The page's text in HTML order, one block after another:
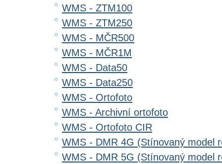
WMS - ZTM100
WMS - ZTM250
WMS - MČR500
WMS - MČR1M
WMS - Data50
WMS - Data250
WMS - Ortofoto
WMS - Archivní ortofoto
WMS - Ortofoto CIR
WMS - DMR 4G (Stínovaný model
WMS - DMR 5G (Stínovaný model